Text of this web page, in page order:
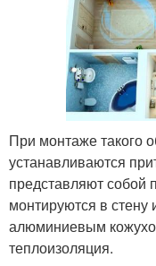
При монтаже такого
устанавливаются
представляют собой
монтируются в
алюминиевым
теплоизоляция.